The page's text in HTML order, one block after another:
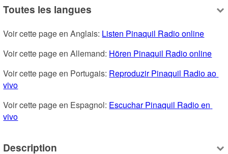
Toutes les langues
Voir cette page en Anglais: Listen Pinaquil Radio online
Voir cette page en Allemand: Hören Pinaquil Radio online
Voir cette page en Portugais: Reproduzir Pinaquil Radio ao
vivo
Voir cette page en Espagnol: Escuchar Pinaquil Radio en
vivo
Description